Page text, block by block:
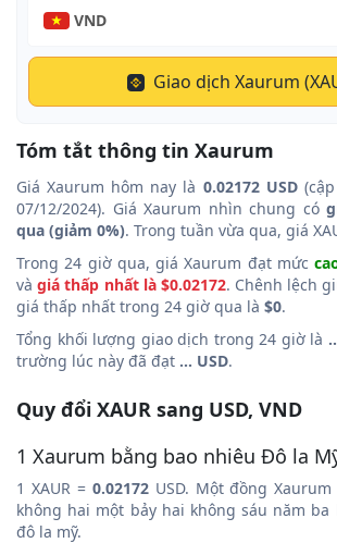
VND
Giao dịch Xaurum
Tóm tắt thông tin Xaurum
Giá Xaurum hôm nay là 0.02172 USD(cập
07/12/2024). Giá Xaurum nhìn chung có
qua (giảm 0%). Trong tuần vừa qua, giá
Trong 24 giờ qua, giá Xaurum đạt mức
vàgiá thấp nhất là $0.02172. Chênh lệch
giá thấp nhất trong 24 giờ qua là $0.
Tổng khối lượng giao dịch trong 24 giờ là
trường lúc này đã đạt ... USD.
Quy đổi XAUR sang USD, VND
1 Xaurum bằng bao nhiêu Đô la
1 XAUR = 0.02172USD. Một đồng
không hai một bảy hai không sáu năm ba
đô la mỹ.